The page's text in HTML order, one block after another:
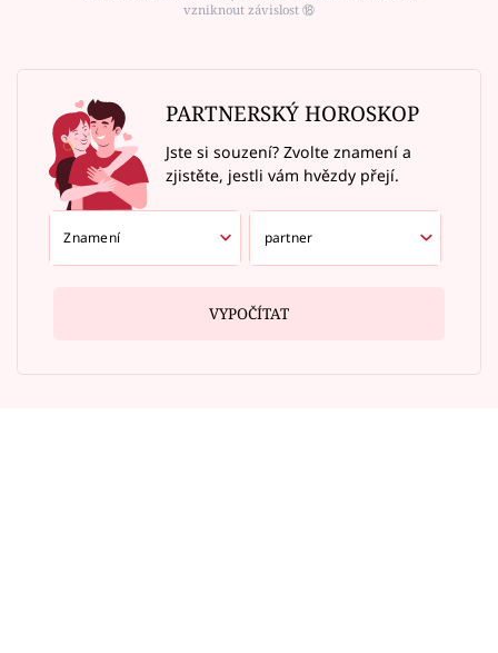
vzniknout závislost ⑱
PARTNERSKÝ HOROSKOP
Jste si souzení? Zvolte znamení a
zjistěte, jestli vám hvězdy přejí.
VYPOČÍTAT